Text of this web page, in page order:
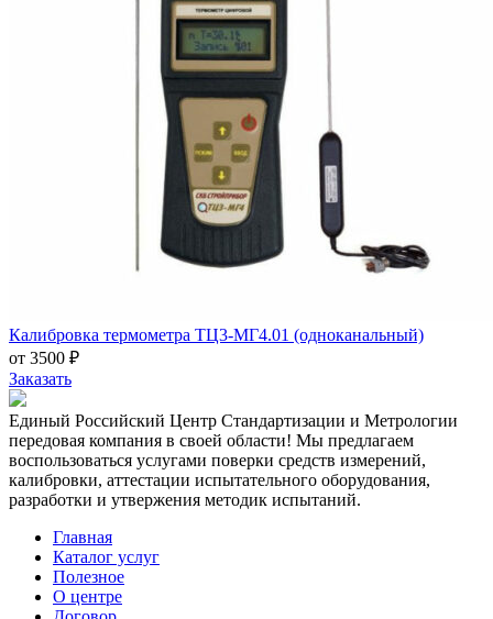
Калибровка термометра ТЦ3-МГ4.01 (одноканальный)
от 3500 ₽
Заказать
Единый Российский Центр Стандартизации и Метрологии
передовая компания в своей области! Мы предлагаем
воспользоваться услугами поверки средств измерений,
калибровки, аттестации испытательного оборудования,
разработки и утвержения методик испытаний.
Главная
Каталог услуг
Полезное
О центре